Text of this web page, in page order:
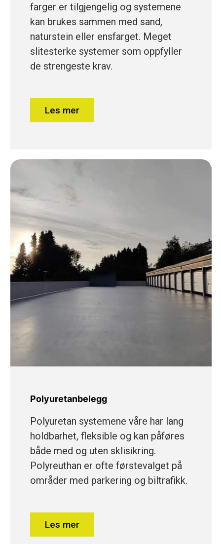
farger er tilgjengelig og systemene
kan brukes sammen med sand,
naturstein eller ensfarget. Meget
slitesterke systemer som oppfyller
de strengeste krav.
Les mer
Polyuretanbelegg
Polyuretan systemene våre har lang
holdbarhet, fleksible og kan påføres
både med og uten sklisikring.
Polyreuthan er ofte førstevalget på
områder med parkering og biltrafikk.
Les mer